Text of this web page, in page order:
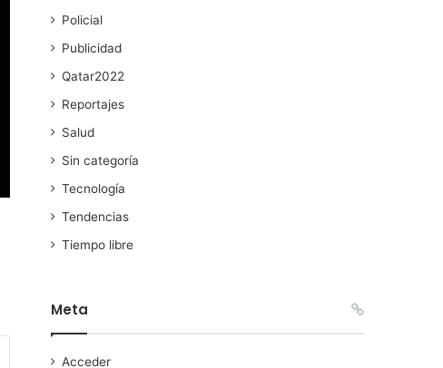
Policial
Publicidad
Qatar2022
Reportajes
Salud
Sin categoría
Tecnología
Tendencias
Tiempo libre
Meta
Acceder